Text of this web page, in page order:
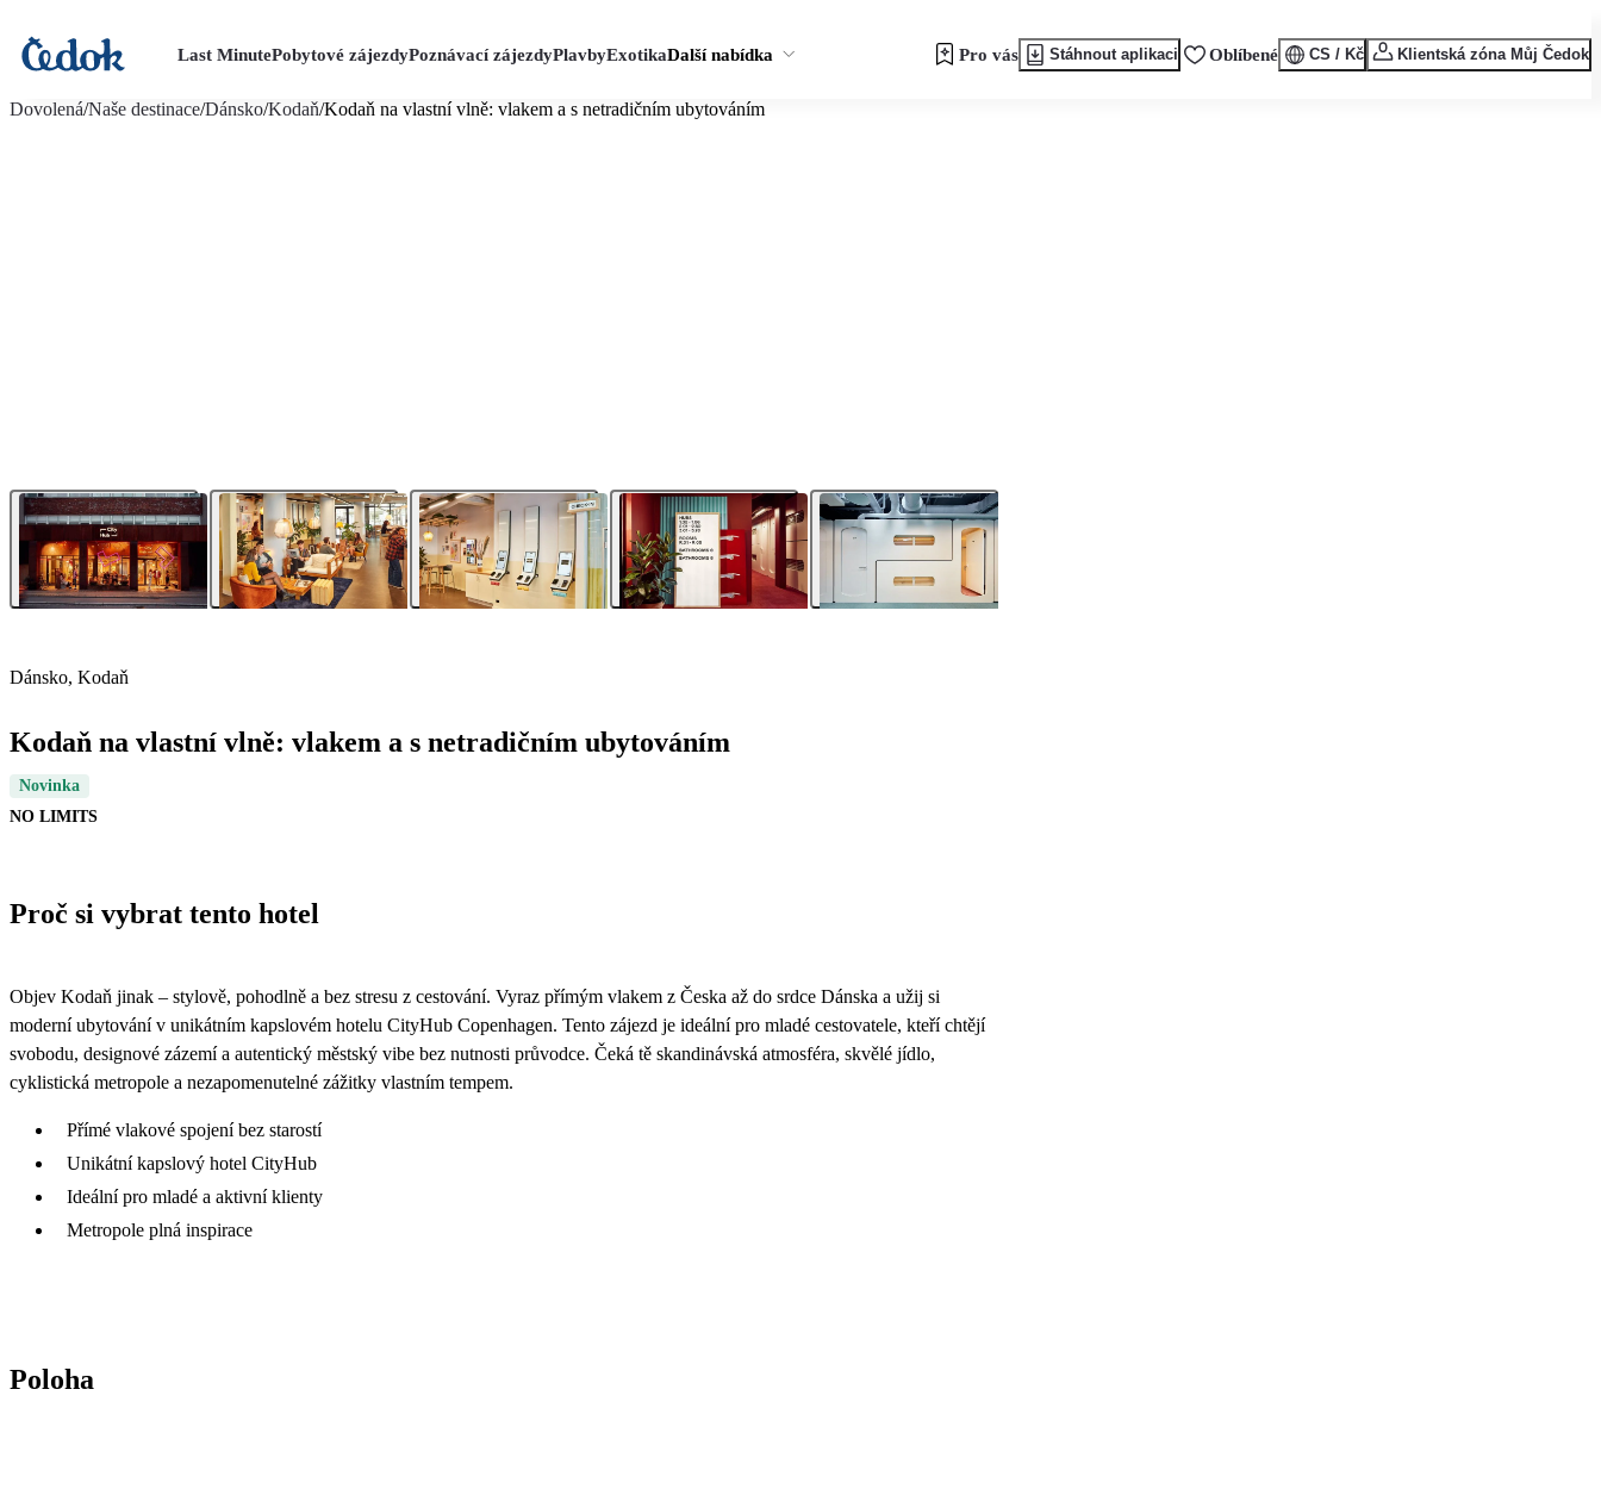
Last MinutePobytové zájezdyPoznávací zájezdyPlavbyExotikaDalší nabídka Pro vás Stáhnout aplikaci Oblíbené CS / Kč Klientská zóna Můj Čedok
Dovolená/Naše destinace/Dánsko/Kodaň/Kodaň na vlastní vlně: vlakem a s netradičním ubytováním
Dánsko, Kodaň
Kodaň na vlastní vlně: vlakem a s netradičním ubytováním
Novinka
NO LIMITS
Proč si vybrat tento hotel
Objev Kodaň jinak – stylově, pohodlně a bez stresu z cestování. Vyraz přímým vlakem z Česka až do srdce Dánska a užij si
moderní ubytování v unikátním kapslovém hotelu CityHub Copenhagen. Tento zájezd je ideální pro mladé cestovatele, kteří chtějí
svobodu, designové zázemí a autentický městský vibe bez nutnosti průvodce. Čeká tě skandinávská atmosféra, skvělé jídlo,
cyklistická metropole a nezapomenutelné zážitky vlastním tempem.
Přímé vlakové spojení bez starostí
Unikátní kapslový hotel CityHub
Ideální pro mladé a aktivní klienty
Metropole plná inspirace
Poloha